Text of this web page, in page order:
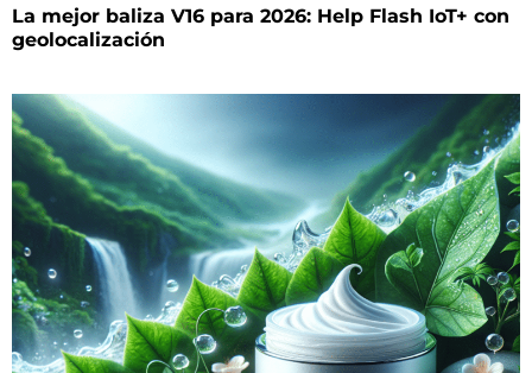
La mejor baliza V16 para 2026: Help Flash IoT+ con
geolocalización